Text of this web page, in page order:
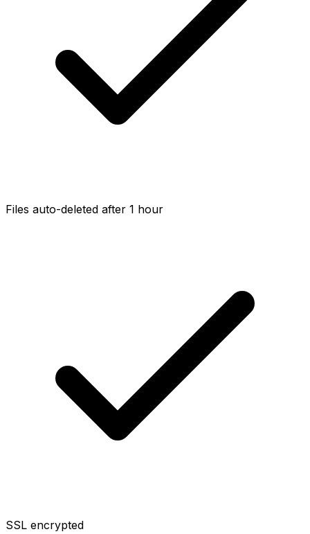
Files auto-deleted after 1 hour
SSL encrypted